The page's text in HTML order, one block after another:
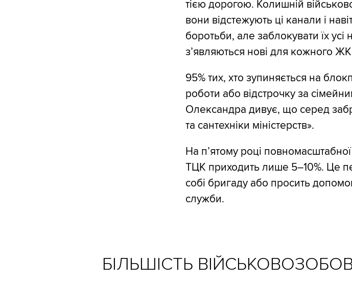
тією дорогою. Колишній
вони відстежують ці канали і
боротьби, але заблокувати їх
з’являються нові для кожного
95% тих, хто зупиняється на
роботи або відстрочку за
Олександра дивує, що серед
та сантехніки міністерств».
На п’ятому році
ТЦК приходить лише 5–10%. Це
собі бригаду або просить
служби.
БІЛЬШІСТЬ